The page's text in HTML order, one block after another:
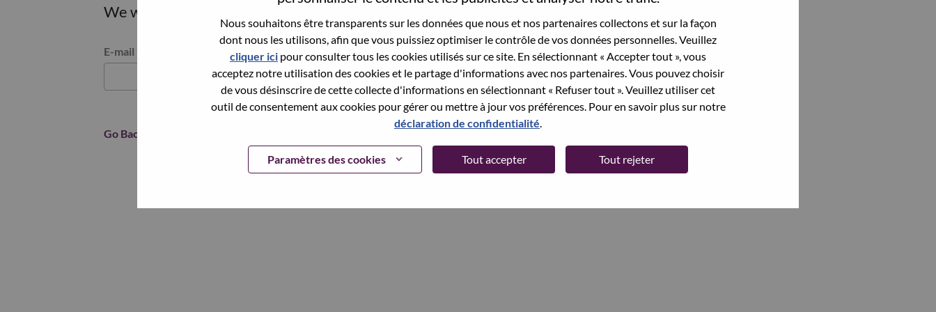
Nous souhaitons être transparents sur les données que nous et nos partenaires collectons et sur la façon
dont nous les utilisons, afin que vous puissiez optimiser le contrôle de vos données personnelles. Veuillez
cliquer ici pour consulter tous les cookies utilisés sur ce site. En sélectionnant « Accepter tout », vous
acceptez notre utilisation des cookies et le partage d'informations avec nos partenaires. Vous pouvez choisir
de vous désinscrire de cette collecte d'informations en sélectionnant « Refuser tout ». Veuillez utiliser cet
outil de consentement aux cookies pour gérer ou mettre à jour vos préférences. Pour en savoir plus sur notre
déclaration de confidentialité
Paramètres des cookies Tout accepter Tout rejeter
We will email you a link to reset your password.
Reset password with your e-mail
E-mail
Continue
Go Back